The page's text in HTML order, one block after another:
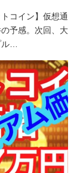
トコイン】仮想通
予感。次回、大
…